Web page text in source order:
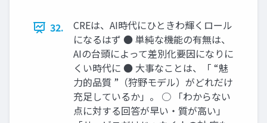
32.
CREは、AI時代にひときわ輝くロール
になるはず ● 単純な機能の有無は、
AIの台頭によって差別化要因になりに
くい時代に ● 大事なことは、「 “魅
力的品質 ”（狩野モデル）がどれだけ
充足しているか」。 ○ 「わからない
点に対する回答が早い・質が高い」